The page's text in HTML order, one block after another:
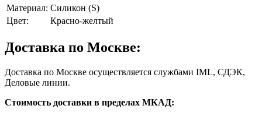
Материал: Силикон (S)
Цвет:
Красно-желтый
Доставка по Москве:
Доставка по Москве осуществляется службами IML, СДЭК,
Деловые линии.
Стоимость доставки в пределах МКАД: